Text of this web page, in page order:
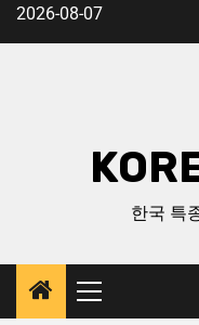
2026-08-07
한국 특